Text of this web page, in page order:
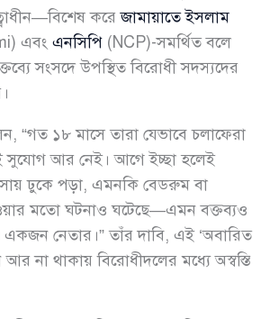
করেজামায়াতে ইসলাম
এবং এনসিপি (NCP)-সমর্থিত বলে
সংসদে উপস্থিত বিরোধী সদস্যদের
“গত ১৮ মাসে তারা যেভাবে চলাফেরা
সুযোগ আর নেই। আগে ইচ্ছা হলেই
ঢুকে পড়া, এমনকি বেডরুম বা
মতো ঘটনাও ঘটেছে—এমন বক্তব্যও
নেতার।” তাঁর দাবি, এই ‘অবারিত
আর না থাকায় বিরোধীদলের মধ্যে অস্বস্তি